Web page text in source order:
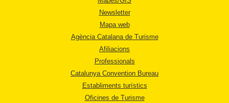
Newsletter
Mapa web
Agència Catalana de Turisme
Afiliacions
Professionals
Catalunya Convention Bureau
Establiments turístics
Oficines de Turisme